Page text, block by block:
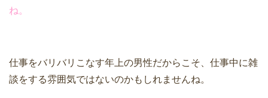
ね。
仕事をバリバリこなす年上の男性だからこそ、仕事中に雑
談をする雰囲気ではないのかもしれませんね。